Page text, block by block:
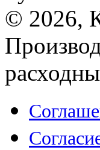
© 2026,